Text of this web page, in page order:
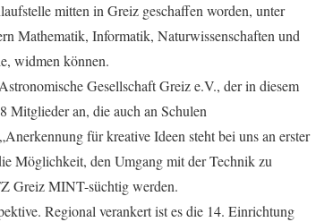
mitten in Greiz geschaffen worden, unter
Mathematik, Informatik, Naturwissenschaften und
widmen können.
Gesellschaft Greiz e.V., der in diesem
Mitglieder an, die auch an Schulen
für kreative Ideen steht bei uns an erster
Möglichkeit, den Umgang mit der Technik zu
Greiz MINT-süchtig werden.
Regional verankert ist es die 14. Einrichtung